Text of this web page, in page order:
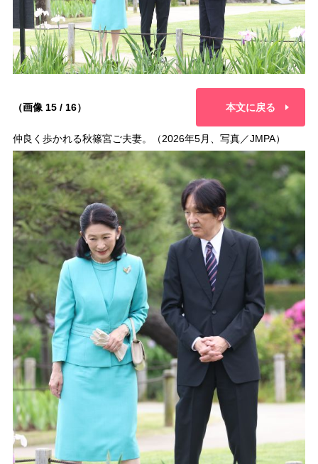
（画像 15 / 16） 本文に戻る
仲良く歩かれる秋篠宮ご夫妻。（2026年5月、写真／JMPA）